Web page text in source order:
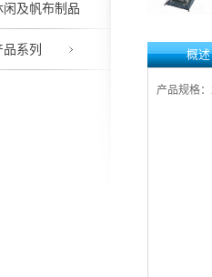
闲及帆布制品
系列 概述
产品规格